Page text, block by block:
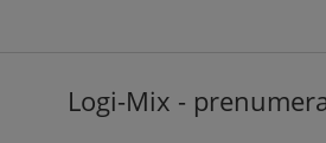
Logi-Mix -